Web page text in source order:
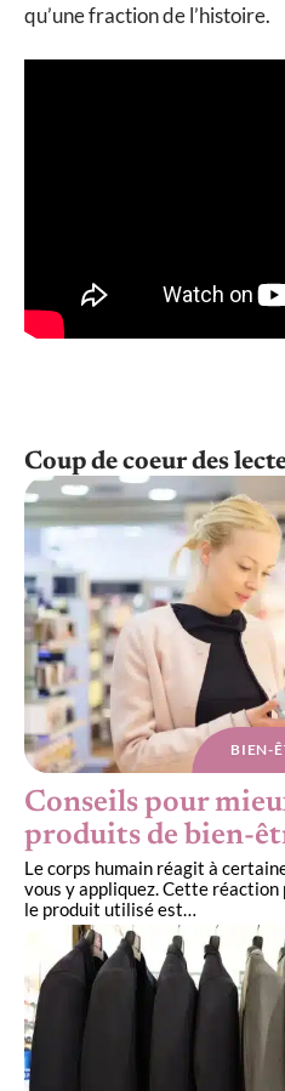
qu’une fraction de l’histoire.
Coup de coeur des
BIEN-
Conseils pour
produits de bien-
Le corps humain réagit à
vous y appliquez. Cette
le produit utilisé est…